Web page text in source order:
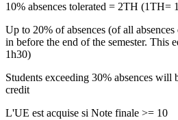
10% absences tolerated = 2TH (1TH=
Up to 20% of absences (of all
in before the end of the semester. This
1h30)
Students exceeding 30% absences will
credit
L'UE est acquise si Note finale >= 10